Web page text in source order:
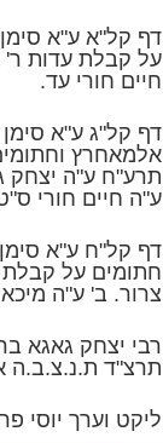
דף קל"א ע"א
על קבלת עדות ר'
חיים חורי עד.
דף קל"ג ע"א
אלמאחרץ
תרע"ח ע"ה יצחק
ע"ה חיים חורי
דף קל"ח ע"א
חתומים על קבלת
צרור. ב' ע"ה
רבי יצחק גאגא
תרצ"ד ת.נ.צ.ב.ה
ליקט וערך יוסי